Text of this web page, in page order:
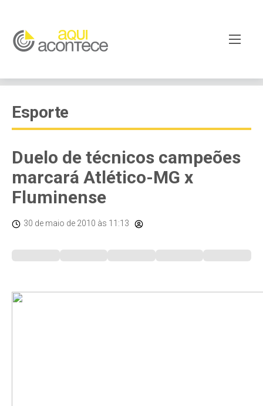
Esporte
Duelo de técnicos campeões
marcará Atlético-MG x
Fluminense
30 de maio de 2010 às 11:13